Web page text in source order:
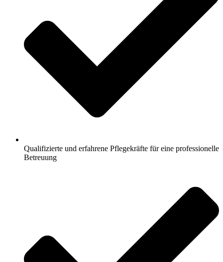
Qualifizierte und erfahrene Pflegekräfte für eine professionelle
Betreuung